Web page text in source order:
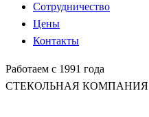
Сотрудничество
Цены
Контакты
Работаем с 1991 года
СТЕКОЛЬНАЯ КОМПАНИЯ